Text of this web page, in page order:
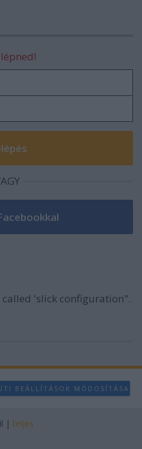
called 'slick configuration".
BEÁLLÍTÁSOK MÓDOSÍTÁSA
| teljes